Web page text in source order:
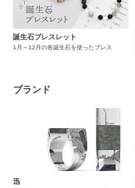
誕生石ブレスレット
1月～12月の各誕生石を使ったブレス
ブランド
迅